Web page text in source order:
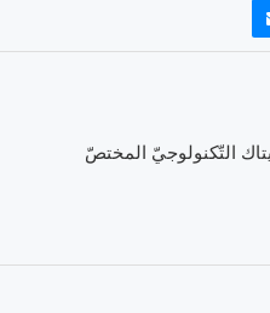
التّكنولوجيّ المختصّ